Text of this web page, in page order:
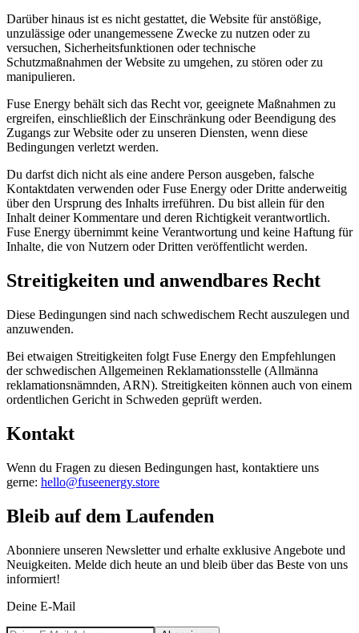
Darüber hinaus ist es nicht gestattet, die Website für anstößige,
unzulässige oder unangemessene Zwecke zu nutzen oder zu
versuchen, Sicherheitsfunktionen oder technische
Schutzmaßnahmen der Website zu umgehen, zu stören oder zu
manipulieren.
Fuse Energy behält sich das Recht vor, geeignete Maßnahmen zu
ergreifen, einschließlich der Einschränkung oder Beendigung des
Zugangs zur Website oder zu unseren Diensten, wenn diese
Bedingungen verletzt werden.
Du darfst dich nicht als eine andere Person ausgeben, falsche
Kontaktdaten verwenden oder Fuse Energy oder Dritte anderweitig
über den Ursprung des Inhalts irreführen. Du bist allein für den
Inhalt deiner Kommentare und deren Richtigkeit verantwortlich.
Fuse Energy übernimmt keine Verantwortung und keine Haftung für
Inhalte, die von Nutzern oder Dritten veröffentlicht werden.
Streitigkeiten und anwendbares Recht
Diese Bedingungen sind nach schwedischem Recht auszulegen und
anzuwenden.
Bei etwaigen Streitigkeiten folgt Fuse Energy den Empfehlungen
der schwedischen Allgemeinen Reklamationsstelle (Allmänna
reklamationsnämnden, ARN). Streitigkeiten können auch von einem
ordentlichen Gericht in Schweden geprüft werden.
Kontakt
Wenn du Fragen zu diesen Bedingungen hast, kontaktiere uns
gerne: hello@fuseenergy.store
Bleib auf dem Laufenden
Abonniere unseren Newsletter und erhalte exklusive Angebote und
Neuigkeiten. Melde dich heute an und bleib über das Beste von uns
informiert!
Deine E-Mail